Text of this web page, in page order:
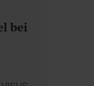
bei